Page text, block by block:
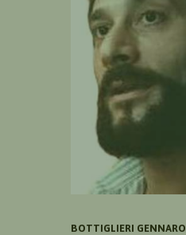
BOTTIGLIERI GENNARO